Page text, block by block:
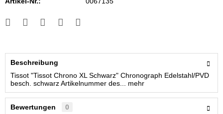
Beschreibung
Tissot "Tissot Chrono XL Schwarz" Chronograph Edelstahl/PVD
besch. schwarz Artikelnummer des...
mehr
Bewertungen
0